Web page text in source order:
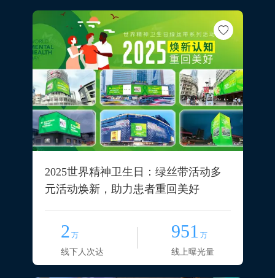
2025世界精神卫生日：绿丝带活动多
元活动焕新，助力患者重回美好
2 万
线下人次达
951 万
线上曝光量